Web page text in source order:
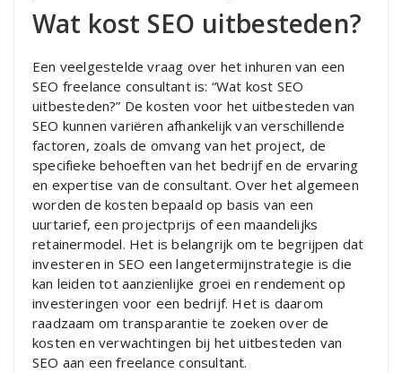
Wat kost SEO uitbesteden?
Een veelgestelde vraag over het inhuren van een
SEO freelance consultant is: “Wat kost SEO
uitbesteden?” De kosten voor het uitbesteden van
SEO kunnen variëren afhankelijk van verschillende
factoren, zoals de omvang van het project, de
specifieke behoeften van het bedrijf en de ervaring
en expertise van de consultant. Over het algemeen
worden de kosten bepaald op basis van een
uurtarief, een projectprijs of een maandelijks
retainermodel. Het is belangrijk om te begrijpen dat
investeren in SEO een langetermijnstrategie is die
kan leiden tot aanzienlijke groei en rendement op
investeringen voor een bedrijf. Het is daarom
raadzaam om transparantie te zoeken over de
kosten en verwachtingen bij het uitbesteden van
SEO aan een freelance consultant.